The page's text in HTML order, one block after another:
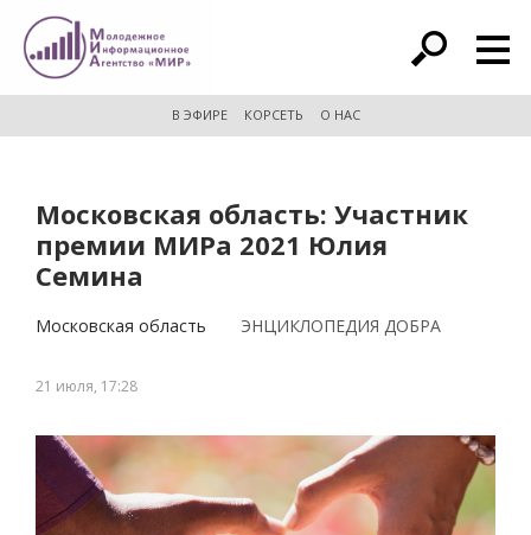
расширенный поиск
В ЭФИРЕ КОРСЕТЬ О НАС
Московская область: Участник
премии МИРа 2021 Юлия
Семина
Московская область ЭНЦИКЛОПЕДИЯ ДОБРА
21 июля, 17:28